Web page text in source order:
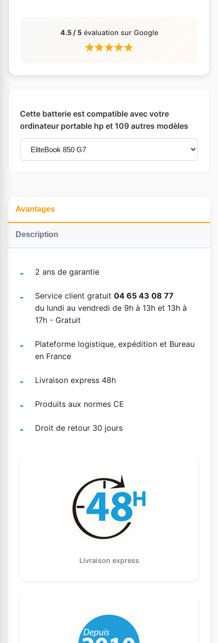
4.5 / 5évaluation sur Google
Cette batterie est compatible avec votre
ordinateur portable hp et 109 autres modèles
Avantages
Description
2 ans de garantie
Service client gratuit 04 65 43 08 77
du lundi au vendredi de 9h à 13h et 13h à
17h - Gratuit
Plateforme logistique, expédition et Bureau
en France
Livraison express 48h
Produits aux normes CE
Droit de retour 30 jours
Livraison express